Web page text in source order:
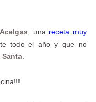
, una receta muy
todo el año y que no
Santa.